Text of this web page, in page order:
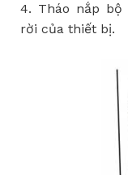
4. Tháo nắp bộ
rời của thiết bị.